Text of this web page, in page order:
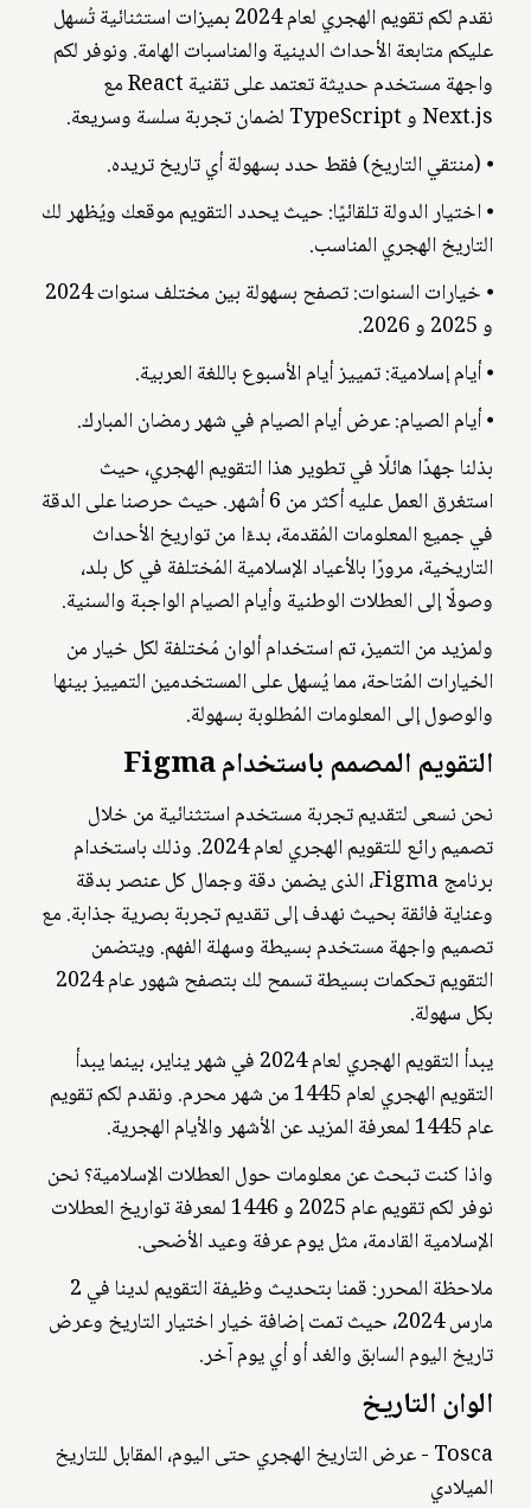
نقدم لكم تقويم الهجري لعام 2024 بميزات استثنائية تُسهل
عليكم متابعة الأحداث الدينية والمناسبات الهامة. ونوفر لكم
واجهة مستخدم حديثة تعتمد على تقنية React مع
Next.js و TypeScript لضمان تجربة سلسة وسريعة.
⦁ (منتقي التاريخ) فقط حدد بسهولة أي تاريخ تريده.
⦁ اختيار الدولة تلقائيًا: حيث يحدد التقويم موقعك ويُظهر لك
التاريخ الهجري المناسب.
⦁ خيارات السنوات: تصفح بسهولة بين مختلف سنوات 2024
و 2025 و 2026.
⦁ أيام إسلامية: تمييز أيام الأسبوع باللغة العربية.
⦁ أيام الصيام: عرض أيام الصيام في شهر رمضان المبارك.
بذلنا جهدًا هائلًا في تطوير هذا التقويم الهجري، حيث
استغرق العمل عليه أكثر من 6 أشهر. حيث حرصنا على الدقة
في جميع المعلومات المُقدمة، بدءًا من تواريخ الأحداث
التاريخية، مرورًا بالأعياد الإسلامية المُختلفة في كل بلد،
وصولًا إلى العطلات الوطنية وأيام الصيام الواجبة والسنية.
ولمزيد من التميز، تم استخدام ألوان مُختلفة لكل خيار من
الخيارات المُتاحة، مما يُسهل على المستخدمين التمييز بينها
والوصول إلى المعلومات المُطلوبة بسهولة.
التقويم المصمم باستخدام Figma
نحن نسعى لتقديم تجربة مستخدم استثنائية من خلال
تصميم رائع للتقويم الهجري لعام 2024. وذلك باستخدام
برنامج Figma، الذى يضمن دقة وجمال كل عنصر بدقة
وعناية فائقة بحيث نهدف إلى تقديم تجربة بصرية جذابة. مع
تصميم واجهة مستخدم بسيطة وسهلة الفهم. ويتضمن
التقويم تحكمات بسيطة تسمح لك بتصفح شهور عام 2024
بكل سهولة.
يبدأ التقويم الهجري لعام 2024 في شهر يناير، بينما يبدأ
التقويم الهجري لعام 1445 من شهر محرم. ونقدم لكم تقويم
عام 1445 لمعرفة المزيد عن الأشهر والأيام الهجرية.
واذا كنت تبحث عن معلومات حول العطلات الإسلامية؟ نحن
نوفر لكم تقويم عام 2025 و 1446 لمعرفة تواريخ العطلات
الإسلامية القادمة، مثل يوم عرفة وعيد الأضحى.
ملاحظة المحرر: قمنا بتحديث وظيفة التقويم لدينا في 2
مارس 2024، حيث تمت إضافة خيار اختيار التاريخ وعرض
تاريخ اليوم السابق والغد أو أي يوم آخر.
الوان التاريخ
Tosca - عرض التاريخ الهجري حتى اليوم، المقابل للتاريخ
الميلادي